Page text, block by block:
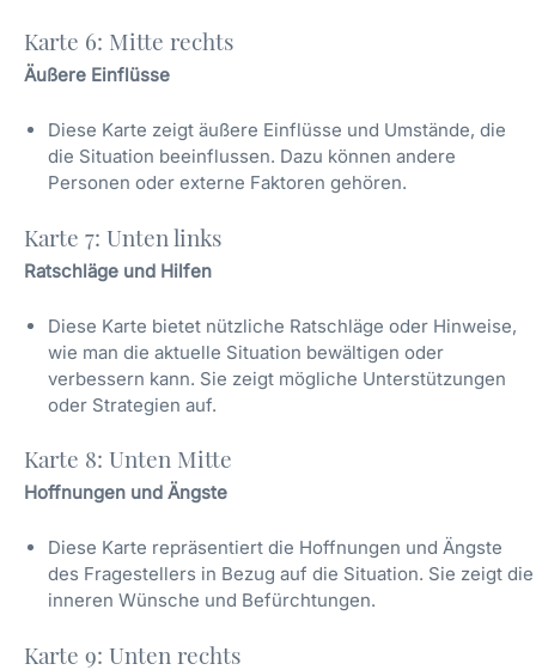
Karte 6: Mitte rechts
Äußere Einflüsse
Diese Karte zeigt äußere Einflüsse und Umstände, die
die Situation beeinflussen. Dazu können andere
Personen oder externe Faktoren gehören.
Karte 7: Unten links
Ratschläge und Hilfen
Diese Karte bietet nützliche Ratschläge oder Hinweise,
wie man die aktuelle Situation bewältigen oder
verbessern kann. Sie zeigt mögliche Unterstützungen
oder Strategien auf.
Karte 8: Unten Mitte
Hoffnungen und Ängste
Diese Karte repräsentiert die Hoffnungen und Ängste
des Fragestellers in Bezug auf die Situation. Sie zeigt die
inneren Wünsche und Befürchtungen.
Karte 9: Unten rechts